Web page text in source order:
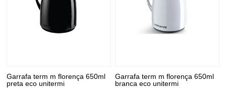
Garrafa term m florença 650ml
preta eco unitermi
Garrafa term m florença 650ml
branca eco unitermi